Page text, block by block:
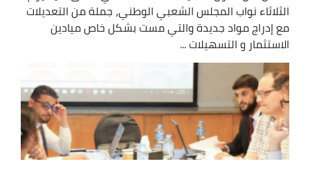
الثلاثاء نواب المجلس الشعبي الوطني، جملة من التعديلات
مع إدراج مواد جديدة والتي مست بشكل خاص ميادين
الاستثمار و التسهيلات ...